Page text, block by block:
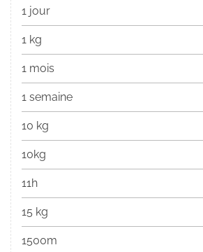
1 jour
1 kg
1 mois
1 semaine
10 kg
10kg
11h
15 kg
1500m